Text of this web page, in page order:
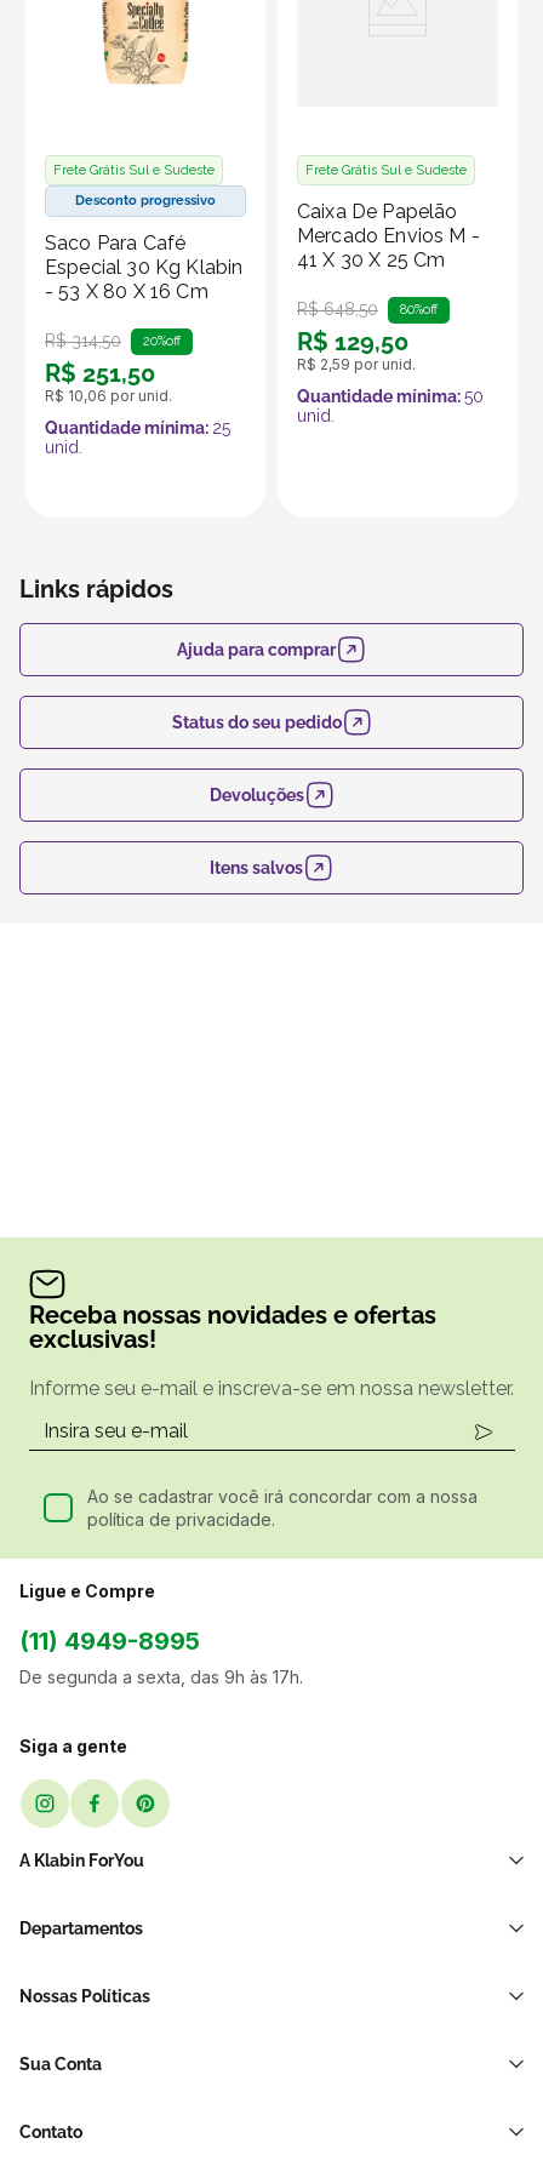
produtos no marketplace Klabin ForYou, aproveitando o
alcance e os recursos da plataforma, que é
especializada em embalagens e produtos em papel.
Caixa de papelão com impressão ideal para envios via
marketplace. Protege e valoriza seus produtos. Feita
com papel 100% reciclável e sustentável.
Frete Grátis Sul e Sudeste
Desconto progressivo
Saco Para Café
Especial 30 Kg Klabin
- 53 X 80 X 16 Cm
R$ 314,50 20%off
R$ 251,50
R$ 10,06 por unid.
Quantidade mínima: 25
unid.
Frete Grátis Sul e Sudeste
Caixa De Papelão
Mercado Envios M -
41 X 30 X 25 Cm
R$ 648,50 80%off
R$ 129,50
R$ 2,59 por unid.
Quantidade mínima:50
unid.
Links rápidos
Ajuda para comprar
Status do seu pedido
Devoluções
Itens salvos
Receba nossas novidades e ofertas
exclusivas!
Informe seu e-mail e inscreva-se em nossa newsletter.
Ao se cadastrar você irá concordar com a nossa
política de privacidade.
Ligue e Compre
(11) 4949-8995
De segunda a sexta, das 9h às 17h.
Siga a gente
A Klabin ForYou
Black Friday
Blog
Departamentos
Sacos e Sacolas
Acessórios Para Embalagens
Nossas Políticas
Política de Devolução e Reembolso
Sua Conta
Meus Pedidos
Contato